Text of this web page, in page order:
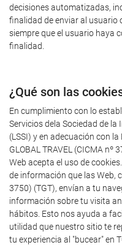
decisiones automatizadas,
finalidad de enviar al usuario
siempre que el usuario haya
finalidad.
¿Qué son las
En cumplimiento con lo
Servicios dela Sociedad de
(LSSI) y en adecuación con
GLOBAL TRAVEL (CICMA
Web acepta el uso de
de información que las Web,
3750) (TGT), envían a tu
información sobre tu visita
hábitos. Esto nos ayuda a
utilidad que nuestro sitio te
tu experiencia al "bucear" en